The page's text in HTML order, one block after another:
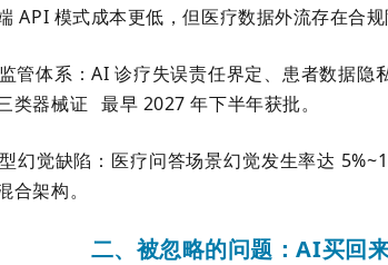
API 模式成本更低，但医疗数据外流存在合规
管体系：AI 诊疗失误责任界定、患者数据隐
类器械证 最早 2027 年下半年获批。
幻觉缺陷：医疗问答场景幻觉发生率达
合架构。
二、被忽略的问题：AI买回